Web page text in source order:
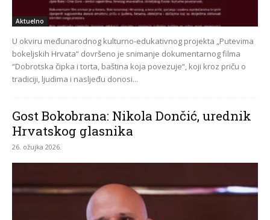
Aktuelno
U okviru međunarodnog kulturno-edukativnog projekta „Putevima
bokeljskih Hrvata“ dovršeno je snimanje dokumentarnog filma
“Dobrotska čipka i torta, baština koja povezuje“, koji kroz priču o
tradiciji, ljudima i nasljeđu donosi...
Gost Bokobrana: Nikola Dončić, urednik
Hrvatskog glasnika
26. ožujka 2026.